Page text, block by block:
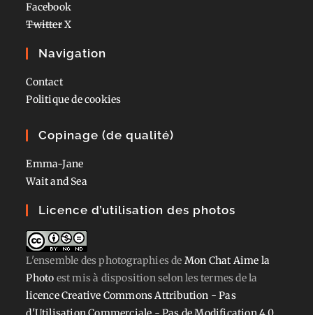
Facebook
TwitterX
Navigation
Contact
Politique de cookies
Copinage (de qualité)
Emma-Jane
Wait and Sea
Licence d’utilisation des photos
L'ensemble des photographiesde Mon Chat Aime la
Photo est mis à disposition selon les termes de la
licence Creative Commons Attribution - Pas